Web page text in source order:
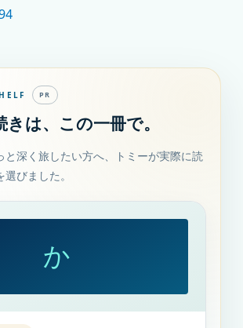
PR
は、この一冊で。
と深く旅したい方へ、トミーが実際に読
びました。
か